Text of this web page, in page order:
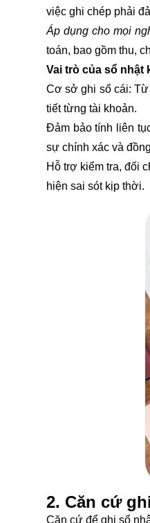
việc ghi chép phải
Áp dụng cho mọi
toán, bao gồm thu,
Vai trò của sổ nhật
Cơ sở ghi sổ cái:
tiết từng tài khoản.
Đảm bảo tính liên
sự chính xác và
Hỗ trợ kiểm tra, đối
hiện sai sót kịp thời.
2. Căn cứ
Căn cứ để ghi sổ